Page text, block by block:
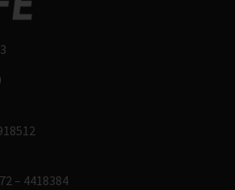
– 4418384